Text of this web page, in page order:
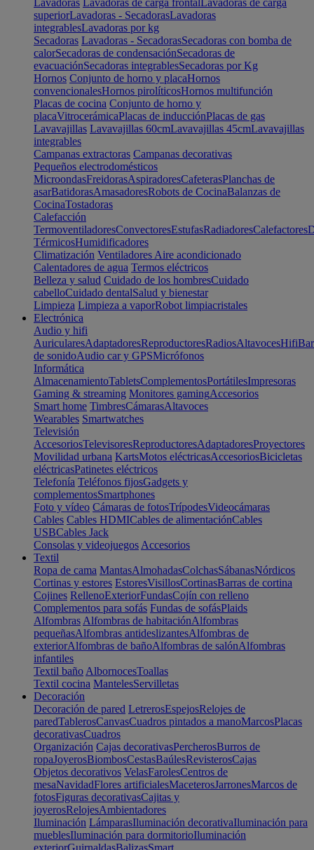
Lavadoras Lavadoras de carga frontalLavadoras de carga
superiorLavadoras - SecadorasLavadoras
integrablesLavadoras por kg
Secadoras Lavadoras - SecadorasSecadoras con bomba de
calorSecadoras de condensaciónSecadoras de
evacuaciónSecadoras integrablesSecadoras por Kg
Hornos Conjunto de horno y placaHornos
convencionalesHornos pirolíticosHornos multifunción
Placas de cocina Conjunto de horno y
placaVitrocerámicaPlacas de inducciónPlacas de gas
Lavavajillas Lavavajillas 60cmLavavajillas 45cmLavavajillas
integrables
Campanas extractoras Campanas decorativas
Pequeños electrodomésticos
MicroondasFreidorasAspiradoresCafeterasPlanchas de
asarBatidorasAmasadoresRobots de CocinaBalanzas de
CocinaTostadoras
Calefacción
TermoventiladoresConvectoresEstufasRadiadoresCalefactores
TérmicosHumidificadores
Climatización Ventiladores Aire acondicionado
Calentadores de agua Termos eléctricos
Belleza y salud Cuidado de los hombresCuidado
cabelloCuidado dentalSalud y bienestar
Limpieza Limpieza a vaporRobot limpiacristales
Electrónica
Audio y hifi
AuricularesAdaptadoresReproductoresRadiosAltavocesHifi
de sonidoAudio car y GPSMicrófonos
Informática
AlmacenamientoTabletsComplementosPortátilesImpresoras
Gaming & streaming Monitores gamingAccesorios
Smart home TimbresCámarasAltavoces
Wearables Smartwatches
Televisión
AccesoriosTelevisoresReproductoresAdaptadoresProyectores
Movilidad urbana KartsMotos eléctricasAccesoriosBicicletas
eléctricasPatinetes eléctricos
Telefonía Teléfonos fijosGadgets y
complementosSmartphones
Foto y vídeo Cámaras de fotosTrípodesVideocámaras
Cables Cables HDMICables de alimentaciónCables
USBCables Jack
Consolas y videojuegos Accesorios
Textil
Ropa de cama MantasAlmohadasColchasSábanasNórdicos
Cortinas y estores EstoresVisillosCortinasBarras de cortina
Cojines RellenoExteriorFundasCojín con relleno
Complementos para sofás Fundas de sofásPlaids
Alfombras Alfombras de habitaciónAlfombras
pequeñasAlfombras antideslizantesAlfombras de
exteriorAlfombras de bañoAlfombras de salónAlfombras
infantiles
Textil baño AlbornocesToallas
Textil cocina MantelesServilletas
Decoración
Decoración de pared LetrerosEspejosRelojes de
paredTablerosCanvasCuadros pintados a manoMarcosPlacas
decorativasCuadros
Organización Cajas decorativasPercherosBurros de
ropaJoyerosBiombosCestasBaúlesRevisterosCajas
Objetos decorativos VelasFarolesCentros de
mesaNavidadFlores artificialesMaceterosJarronesMarcos de
fotosFiguras decorativasCajitas y
joyerosRelojesAmbientadores
Iluminación LámparasIluminación decorativaIluminación para
mueblesIluminación para dormitorioIluminación
exteriorGuirnaldasBalizasSmart